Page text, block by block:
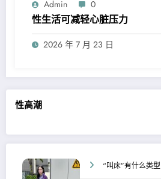
性高潮
“叫床”有什么类型
Admin 0
性生活可减轻心脏压力
2026 年 7 月 23 日